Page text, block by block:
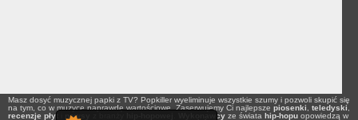
Masz dosyć muzycznej papki z TV? Popkiller wyeliminuje wszystkie szumy i pozwoli skupić się
na tym, co w muzyce naprawdę wartościowe. Zaserwujemy Ci najlepsze piosenki teledyski
recenzje płyt
newsy Wykonawcy ze świata hip-hopu opowiedzą w